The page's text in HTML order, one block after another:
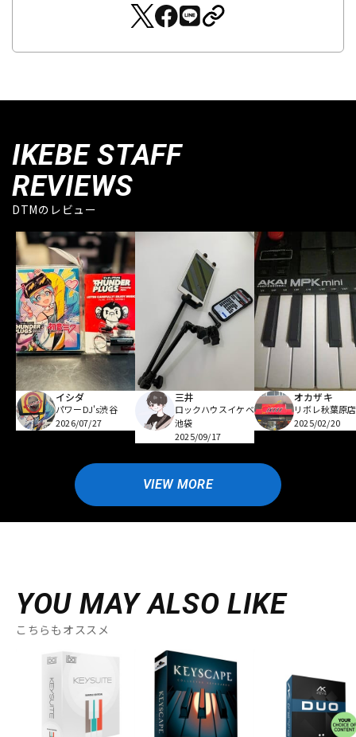
IKEBE STAFF
REVIEWS
DTMのレビュー
イシダ
パワーDJ's渋谷
2026/07/27
三井
ロックハウスイケベ
池袋
2025/09/17
オカザキ
リボレ秋葉原店
2025/02/20
VIEW MORE
YOU MAY ALSO LIKE
こちらもオススメ